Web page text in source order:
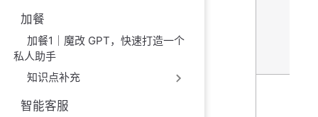
加餐
加餐1｜魔改 GPT，快速打造一个
私人助手
知识点补充
智能客服